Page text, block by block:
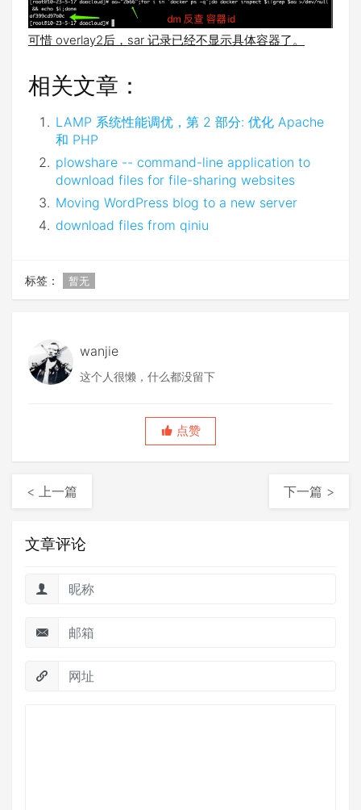
可惜 overlay2后，sar 记录已经不显示具体容器了。
相关文章：
LAMP 系统性能调优，第 2 部分: 优化 Apache
和 PHP
plowshare -- command-line application to
download files for file-sharing websites
Moving WordPress blog to a new server
download files from qiniu
标签： 暂无
wanjie
这个人很懒，什么都没留下
点赞
< 上一篇 下一篇 >
文章评论